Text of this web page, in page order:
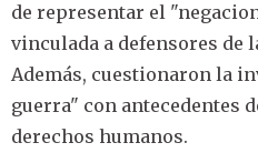
de representar el
vinculada a defensores de
Además, cuestionaron la
guerra" con antecedentes
derechos humanos.